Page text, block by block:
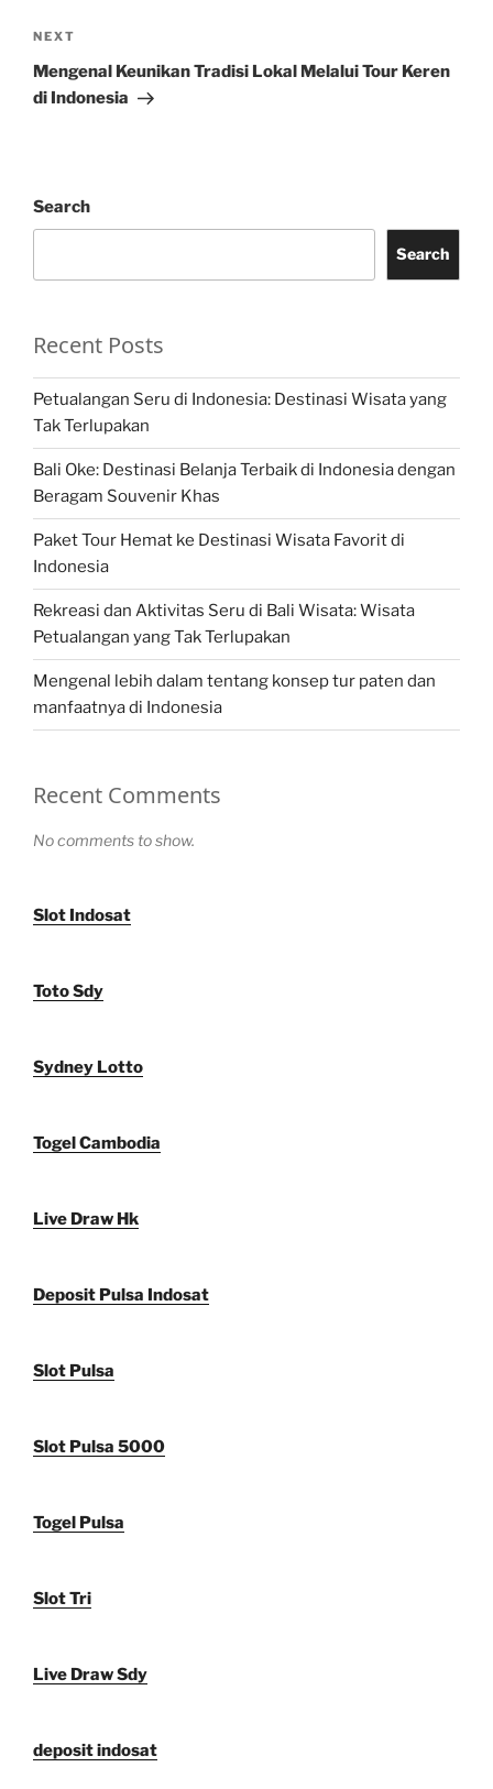
Next
Post
NEXT
Mengenal Keunikan Tradisi Lokal Melalui Tour Keren
di Indonesia
Search
Search
Recent Posts
Petualangan Seru di Indonesia: Destinasi Wisata yang
Tak Terlupakan
Bali Oke: Destinasi Belanja Terbaik di Indonesia dengan
Beragam Souvenir Khas
Paket Tour Hemat ke Destinasi Wisata Favorit di
Indonesia
Rekreasi dan Aktivitas Seru di Bali Wisata: Wisata
Petualangan yang Tak Terlupakan
Mengenal lebih dalam tentang konsep tur paten dan
manfaatnya di Indonesia
Recent Comments
No comments to show.
Slot Indosat
Toto Sdy
Sydney Lotto
Togel Cambodia
Live Draw Hk
Deposit Pulsa Indosat
Slot Pulsa
Slot Pulsa 5000
Togel Pulsa
Slot Tri
Live Draw Sdy
deposit indosat